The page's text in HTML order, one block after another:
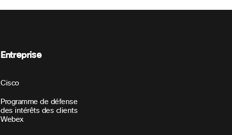
Entreprise
Cisco
Programme de défense
des intérêts des clients
Webex